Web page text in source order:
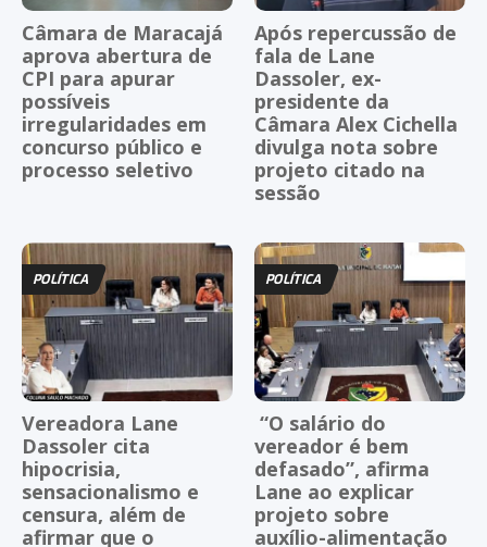
Câmara de Maracajá
aprova abertura de
CPI para apurar
possíveis
irregularidades em
concurso público e
processo seletivo
Após repercussão de
fala de Lane
Dassoler, ex-
presidente da
Câmara Alex Cichella
divulga nota sobre
projeto citado na
sessão
POLÍTICA
Vereadora Lane
Dassoler cita
hipocrisia,
sensacionalismo e
censura, além de
afirmar que o
POLÍTICA
“O salário do
vereador é bem
defasado”, afirma
Lane ao explicar
projeto sobre
auxílio-alimentação